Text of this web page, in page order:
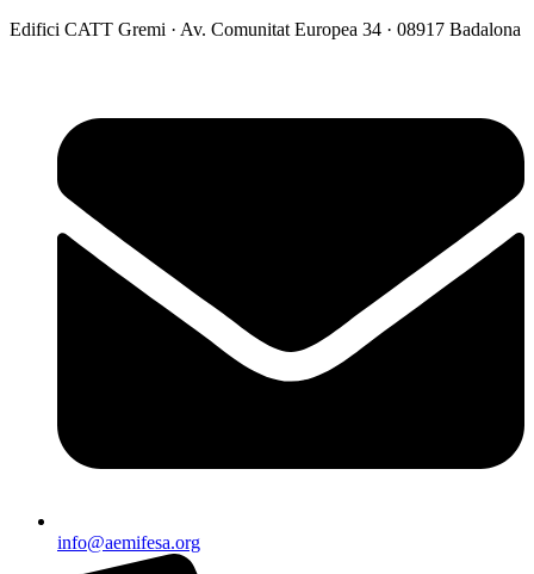
Vés
Edifici CATT Gremi · Av. Comunitat Europea 34 · 08917 Badalona
info@aemifesa.org